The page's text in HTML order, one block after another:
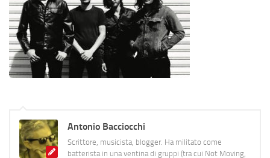
Antonio Bacciocchi
Scrittore, musicista, blogger. Ha militato come
batterista in una ventina di gruppi (tra cui Not Moving,